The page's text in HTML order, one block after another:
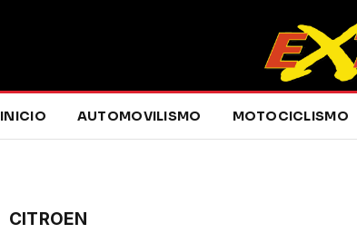
INICIO AUTOMOVILISMO MOTOCICLISMO
CITROEN